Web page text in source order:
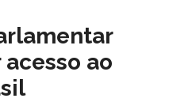
ao